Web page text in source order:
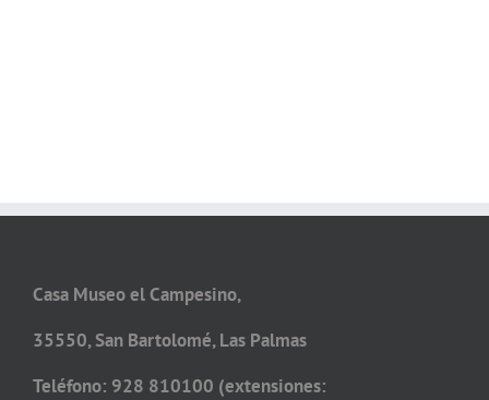
Casa Museo el Campesino,
35550, San Bartolomé, Las Palmas
Teléfono: 928 810100 (extensiones: